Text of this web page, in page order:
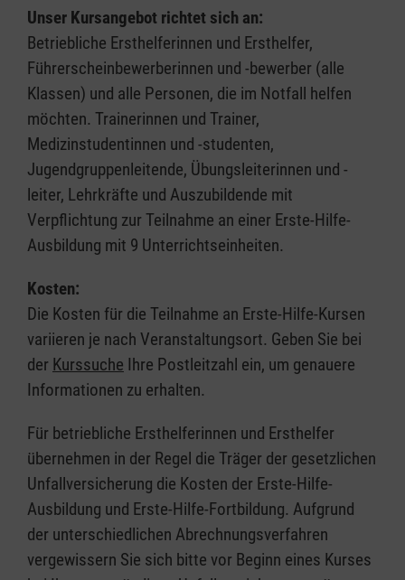
Unser Kursangebot richtet sich an:
Betriebliche Ersthelferinnen und Ersthelfer,
Führerscheinbewerberinnen und -bewerber (alle
Klassen) und alle Personen, die im Notfall helfen
möchten. Trainerinnen und Trainer,
Medizinstudentinnen und -studenten,
Jugendgruppenleitende, Übungsleiterinnen und -
leiter, Lehrkräfte und Auszubildende mit
Verpflichtung zur Teilnahme an einer Erste-Hilfe-
Ausbildung mit 9 Unterrichtseinheiten.
Kosten:
Die Kosten für die Teilnahme an Erste-Hilfe-Kursen
variieren je nach Veranstaltungsort. Geben Sie bei
der Kurssuche Ihre Postleitzahl ein, um genauere
Informationen zu erhalten.
Für betriebliche Ersthelferinnen und Ersthelfer
übernehmen in der Regel die Träger der gesetzlichen
Unfallversicherung die Kosten der Erste-Hilfe-
Ausbildung und Erste-Hilfe-Fortbildung. Aufgrund
der unterschiedlichen Abrechnungsverfahren
vergewissern Sie sich bitte vor Beginn eines Kurses